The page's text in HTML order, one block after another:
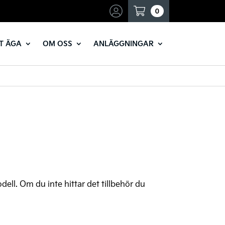
0
ÄGA OM OSS ANLÄGGNINGAR
Om du inte hittar det tillbehör du